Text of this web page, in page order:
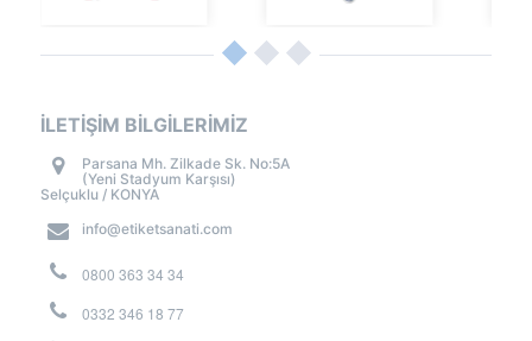
İLETİŞİM BİLGİLERİMİZ
Parsana Mh. Zilkade Sk. No:5A
(Yeni Stadyum Karşısı)
Selçuklu / KONYA
info@etiketsanati.com
0800 363 34 34
0332 346 18 77